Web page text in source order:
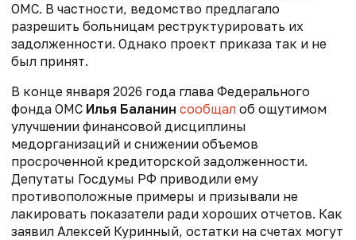
ОМС. В частности, ведомство предлагало
разрешить больницам реструктурировать их
задолженности. Однако проект приказа так и не
был принят.
В конце января 2026 года глава Федерального
фонда ОМС Илья Баланин сообщал об ощутимом
улучшении финансовой дисциплины
медорганизаций и снижении объемов
просроченной кредиторской задолженности.
Депутаты Госдумы РФ приводили ему
противоположные примеры и призывали не
лакировать показатели ради хороших отчетов. Как
заявил Алексей Куринный, остатки на счетах могут